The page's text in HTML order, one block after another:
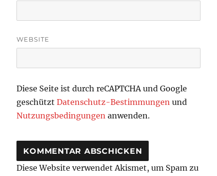
WEBSITE
Diese Seite ist durch reCAPTCHA und Google
geschütztDatenschutz-Bestimmungen und
Nutzungsbedingungen anwenden.
Diese Website verwendet Akismet, um Spam zu